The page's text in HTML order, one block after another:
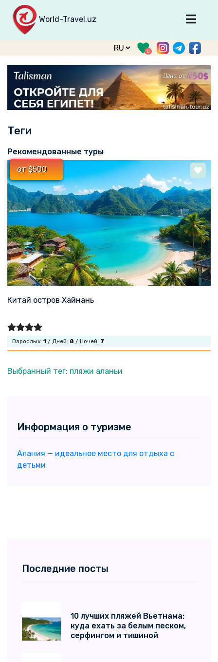
World-Travel.uz
Главная
Направления
Туры
Тур. фирмы
Войти
Зарегистрироваться
support@world-travel.uz
0
Теги
Рекомендованные туры
от $500
Китай остров Хайнань
Взрослых: 1 / Дней: 8 / Ночей: 7
Выбранный тег: пляжи аланьи
Информация о туризме
Алания — идеальное место для отдыха с
детьми
Последние посты
10 лучших пляжей Вьетнама:
куда ехать за белым песком,
серфингом и тишиной